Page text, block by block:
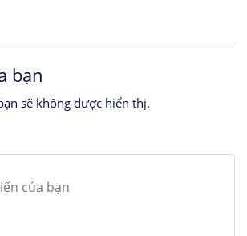
bạn
sẽ không được hiển thị.